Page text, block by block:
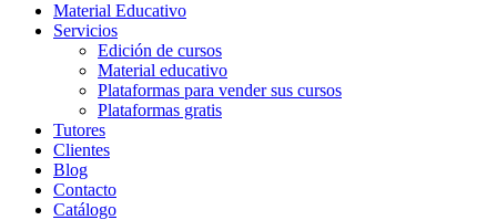
Material Educativo
Servicios
Edición de cursos
Material educativo
Plataformas para vender sus cursos
Plataformas gratis
Tutores
Clientes
Blog
Contacto
Catálogo